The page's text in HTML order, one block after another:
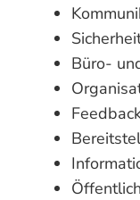
Büro-